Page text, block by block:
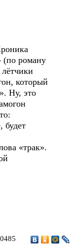
(по роману
который
Ну, это
будет
«трак».